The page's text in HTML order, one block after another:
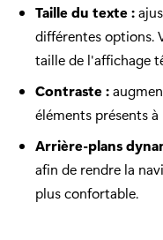
Taille du texte :
différentes options.
taille de l'affichage
Contraste :
éléments présents
Arrière-plans
afin de rendre la
plus confortable.